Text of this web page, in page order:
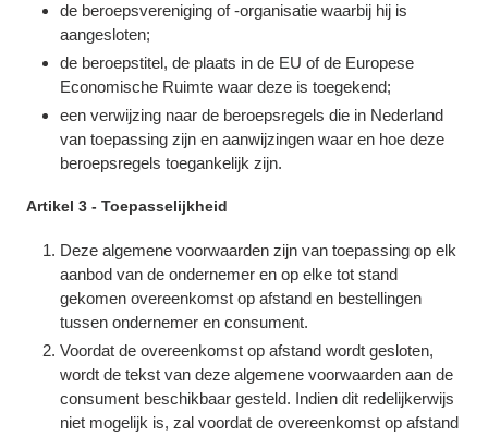
de beroepsvereniging of -organisatie waarbij hij is
aangesloten;
de beroepstitel, de plaats in de EU of de Europese
Economische Ruimte waar deze is toegekend;
een verwijzing naar de beroepsregels die in Nederland
van toepassing zijn en aanwijzingen waar en hoe deze
beroepsregels toegankelijk zijn.
Artikel 3 - Toepasselijkheid
Deze algemene voorwaarden zijn van toepassing op elk
aanbod van de ondernemer en op elke tot stand
gekomen overeenkomst op afstand en bestellingen
tussen ondernemer en consument.
Voordat de overeenkomst op afstand wordt gesloten,
wordt de tekst van deze algemene voorwaarden aan de
consument beschikbaar gesteld. Indien dit redelijkerwijs
niet mogelijk is, zal voordat de overeenkomst op afstand